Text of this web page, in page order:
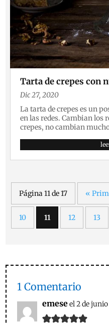
Tarta de crepes con
Dic 27, 2020
La tarta de crepes es un
en las redes. Cambian los
crepes, no cambian
Página 11 de 17 «
10 11 12 13
1 Comentario
emeseel 2 de junio